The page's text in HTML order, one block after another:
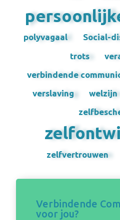
polyvagaal Social-
trots
verbindende
verslaving
welzijn
zelfvertrouwen
Verbindende
voor jou?